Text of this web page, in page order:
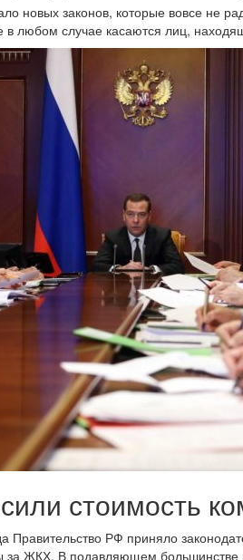
новых законов, которые вовсе не
в любом случае касаются лиц,
стоимость
РФ приняло
за ЖКХ. В подавляющем большинстве